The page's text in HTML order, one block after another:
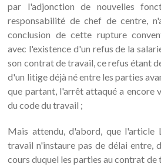
par l'adjonction de nouvelles
responsabilité de chef de centre,
conclusion de cette rupture
avec l'existence d'un refus de la
son contrat de travail, ce refus étant
d'un litige déjà né entre les parties
que partant, l'arrêt attaqué a encore
du code du travail ;
Mais attendu, d'abord, que l'article
travail n'instaure pas de délai entre,
cours duquel les parties au contrat de